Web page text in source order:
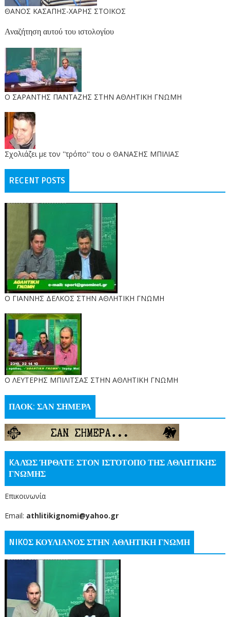
ΘΑΝΟΣ ΚΑΣΑΠΗΣ-ΧΑΡΗΣ ΣΤΟΙΚΟΣ
Αναζήτηση αυτού του ιστολογίου
O ΣΑΡΑΝΤΗΣ ΠΑΝΤΑΖΗΣ ΣΤΗΝ ΑΘΛΗΤΙΚΗ ΓΝΩΜΗ
Σχολιάζει με τον ''τρόπο'' του ο ΘΑΝΑΣΗΣ ΜΠΙΛΙΑΣ
RECENT POSTS
Ο ΓΙΑΝΝΗΣ ΔΕΛΚΟΣ ΣΤΗΝ ΑΘΛΗΤΙΚΗ ΓΝΩΜΗ
O ΛΕΥΤΕΡΗΣ ΜΠΙΛΙΤΣΑΣ ΣΤΗΝ ΑΘΛΗΤΙΚΗ ΓΝΩΜΗ
ΠΑΟΚ: ΣΑΝ ΣΗΜΕΡΑ
KΑΛΏΣ ΉΡΘΑΤΕ ΣΤΟΝ ΙΣΤΌΤΟΠΟ ΤΗΣ ΑΘΛΗΤΙΚΗΣ
ΓΝΩΜΗΣ
Επικοινωνία
Email: athlitikignomi@yahoo.gr
NIKOΣ ΚΟΥΛΙΑΝΟΣ ΣΤΗΝ ΑΘΛΗΤΙΚΗ ΓΝΩΜΗ